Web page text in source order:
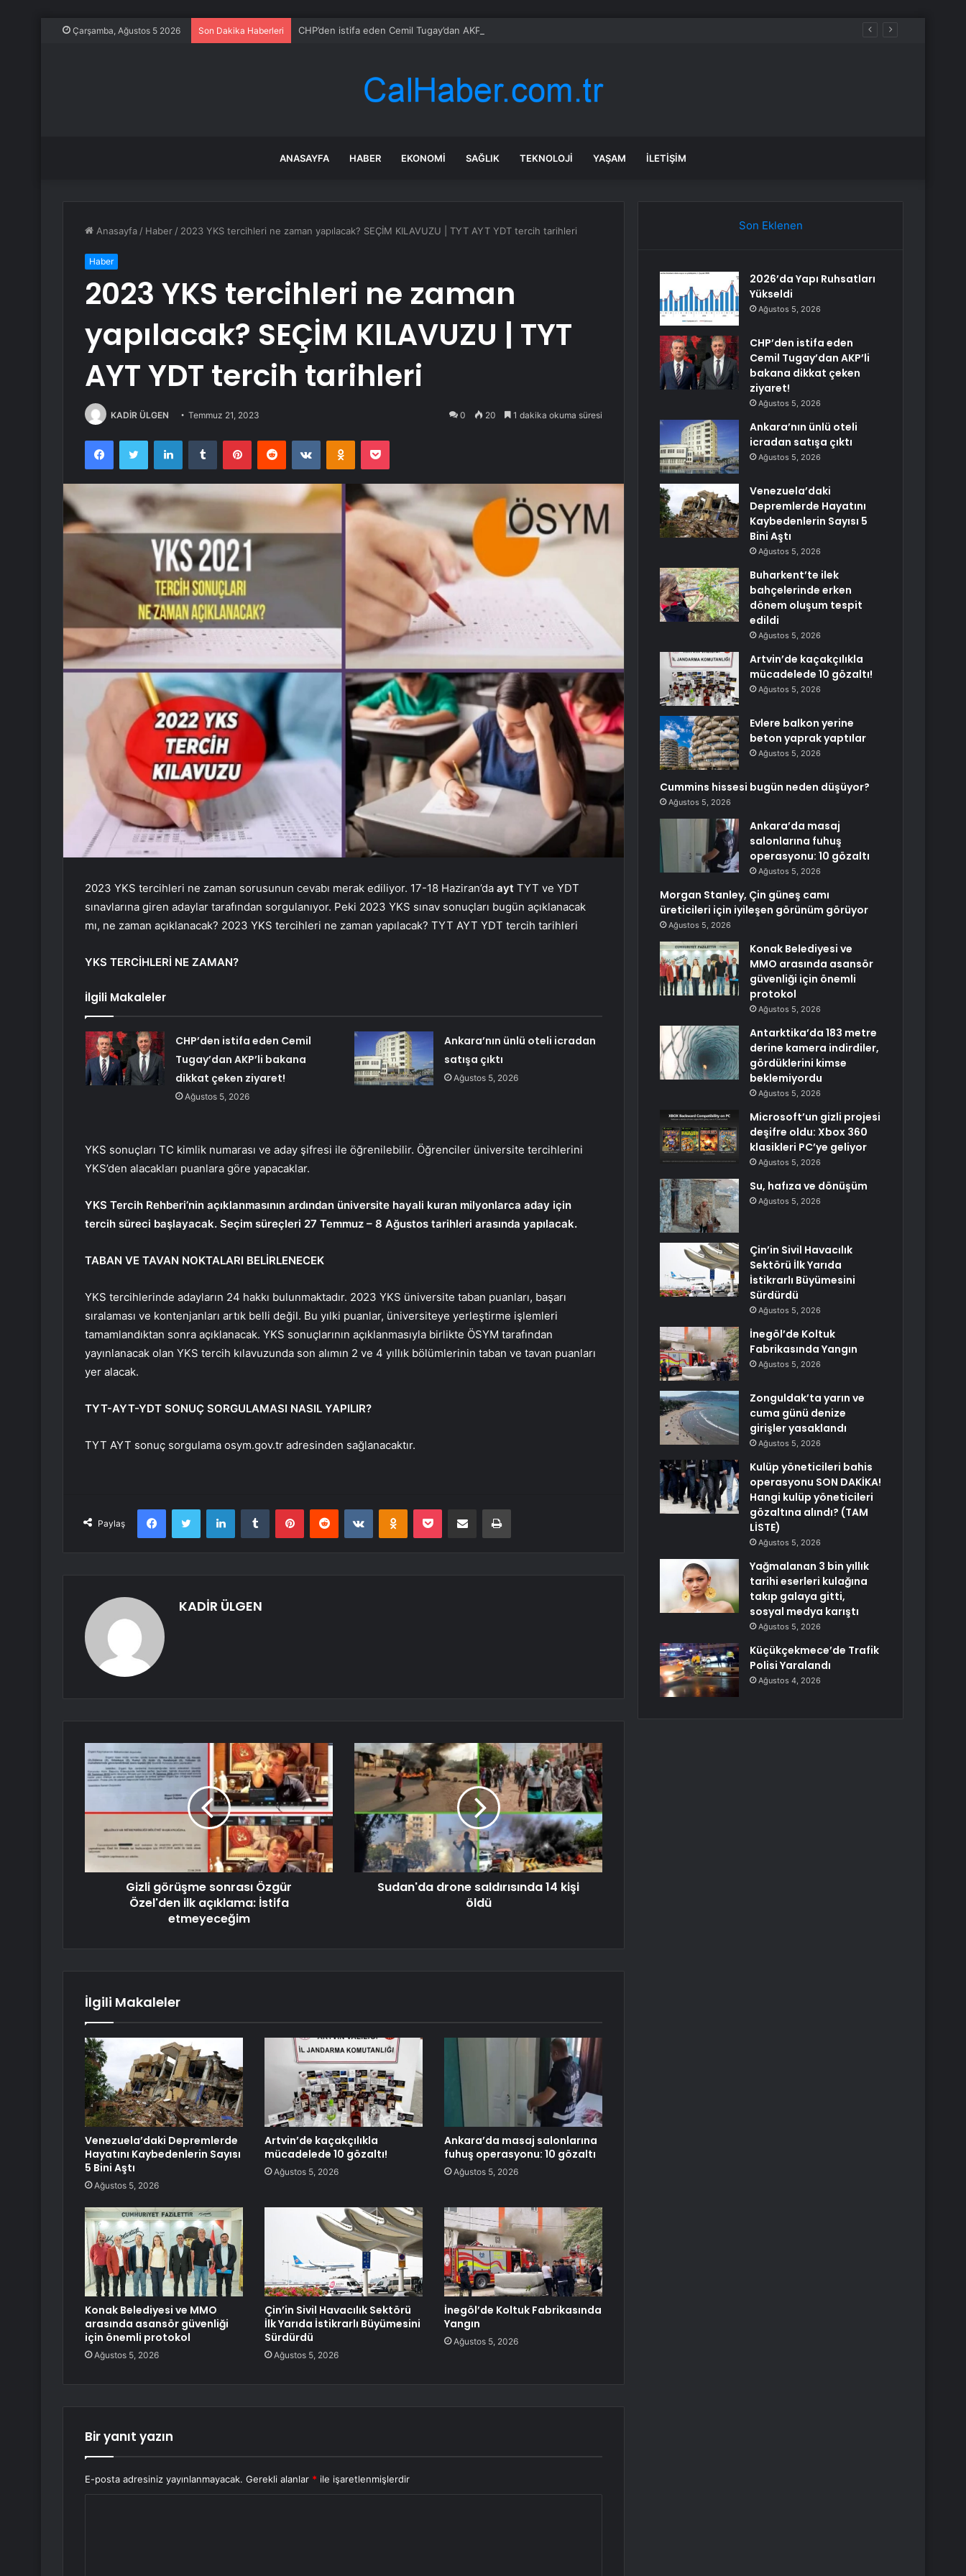
Çarşamba, Ağustos 5 2026 Son Dakika Haberleri CHP’den istifa eden Cemil Tugay’dan AKP’li bakana dikkat çeken ziyaret!
ANASAYFA HABER EKONOMI SAĞLIK TEKNOLOJI YAŞAM İLETIŞIM
Anasayfa / Haber / 2023 YKS tercihleri ​​ne zaman yapılacak? SEÇİM KILAVUZU | TYT AYT YDT tercih tarihleri
Haber
2023 YKS tercihleri ​​ne zaman
yapılacak? SEÇİM KILAVUZU | TYT
AYT YDT tercih tarihleri
KADİR ÜLGEN Temmuz 21, 2023 0 20 1 dakika okuma süresi
FacebookTwitter LinkedInTumblr PinterestReddit VKontakteOdnoklassniki
Pocket
2023 YKS tercihleri ​​ne zaman sorusunun cevabı merak ediliyor. 17-18 Haziran’da ayt TYT ve YDT
sınavlarına giren adaylar tarafından sorgulanıyor. Peki 2023 YKS sınav sonuçları bugün açıklanacak
mı, ne zaman açıklanacak? 2023 YKS tercihleri ​​ne zaman yapılacak? TYT AYT YDT tercih tarihleri
YKS TERCİHLERİ NE ZAMAN?
İlgili Makaleler
CHP’den istifa eden Cemil
Tugay’dan AKP’li bakana
dikkat çeken ziyaret!
Ağustos 5, 2026
Ankara’nın ünlü oteli icradan
satışa çıktı
Ağustos 5, 2026
YKS sonuçları TC kimlik numarası ve aday şifresi ile öğrenilebilir. Öğrenciler üniversite tercihlerini
YKS’den alacakları puanlara göre yapacaklar.
YKS Tercih Rehberi’nin açıklanmasının ardından üniversite hayali kuran milyonlarca aday için
tercih süreci başlayacak. Seçim süreçleri 27 Temmuz – 8 Ağustos tarihleri ​​arasında yapılacak.
TABAN VE TAVAN NOKTALARI BELİRLENECEK
YKS tercihlerinde adayların 24 hakkı bulunmaktadır. 2023 YKS üniversite taban puanları, başarı
sıralaması ve kontenjanları artık belli değil. Bu yılki puanlar, üniversiteye yerleştirme işlemleri
tamamlandıktan sonra açıklanacak. YKS sonuçlarının açıklanmasıyla birlikte ÖSYM tarafından
yayınlanacak olan YKS tercih kılavuzunda son alımın 2 ve 4 yıllık bölümlerinin taban ve tavan puanları
yer alacak.
TYT-AYT-YDT SONUÇ SORGULAMASI NASIL YAPILIR?
TYT AYT sonuç sorgulama osym.gov.tr ​​adresinden sağlanacaktır.
Paylaş
FacebookTwitter LinkedInTumblr PinterestReddit VKontakteOdnoklassniki
Pocket E-Posta ile paylaş Yazdır
KADİR ÜLGEN
Gizli görüşme sonrası Özgür
Özel'den ilk açıklama: İstifa
etmeyeceğim
Sudan'da drone saldırısında 14 kişi
öldü
İlgili Makaleler
Venezuela’daki Depremlerde
Hayatını Kaybedenlerin Sayısı
5 Bini Aştı
Ağustos 5, 2026
Artvin’de kaçakçılıkla
mücadelede 10 gözaltı!
Ağustos 5, 2026
Ankara’da masaj salonlarına
fuhuş operasyonu: 10 gözaltı
Ağustos 5, 2026
Konak Belediyesi ve MMO
arasında asansör güvenliği
için önemli protokol
Ağustos 5, 2026
Çin’in Sivil Havacılık Sektörü
İlk Yarıda İstikrarlı Büyümesini
Sürdürdü
Ağustos 5, 2026
İnegöl’de Koltuk Fabrikasında
Yangın
Ağustos 5, 2026
Bir yanıt yazın
E-posta adresiniz yayınlanmayacak. Gerekli alanlar * ile işaretlenmişlerdir
Son Eklenen
2026’da Yapı Ruhsatları
Yükseldi
Ağustos 5, 2026
CHP’den istifa eden
Cemil Tugay’dan AKP’li
bakana dikkat çeken
ziyaret!
Ağustos 5, 2026
Ankara’nın ünlü oteli
icradan satışa çıktı
Ağustos 5, 2026
Venezuela’daki
Depremlerde Hayatını
Kaybedenlerin Sayısı 5
Bini Aştı
Ağustos 5, 2026
Buharkent’te ilek
bahçelerinde erken
dönem oluşum tespit
edildi
Ağustos 5, 2026
Artvin’de kaçakçılıkla
mücadelede 10 gözaltı!
Ağustos 5, 2026
Evlere balkon yerine
beton yaprak yaptılar
Ağustos 5, 2026
Cummins hissesi bugün neden düşüyor?
Ağustos 5, 2026
Ankara’da masaj
salonlarına fuhuş
operasyonu: 10 gözaltı
Ağustos 5, 2026
Morgan Stanley, Çin güneş camı
üreticileri için iyileşen görünüm görüyor
Ağustos 5, 2026
Konak Belediyesi ve
MMO arasında asansör
güvenliği için önemli
protokol
Ağustos 5, 2026
Antarktika’da 183 metre
derine kamera indirdiler,
gördüklerini kimse
beklemiyordu
Ağustos 5, 2026
Microsoft’un gizli projesi
deşifre oldu: Xbox 360
klasikleri PC’ye geliyor
Ağustos 5, 2026
Su, hafıza ve dönüşüm
Ağustos 5, 2026
Çin’in Sivil Havacılık
Sektörü İlk Yarıda
İstikrarlı Büyümesini
Sürdürdü
Ağustos 5, 2026
İnegöl’de Koltuk
Fabrikasında Yangın
Ağustos 5, 2026
Zonguldak’ta yarın ve
cuma günü denize
girişler yasaklandı
Ağustos 5, 2026
Kulüp yöneticileri bahis
operasyonu SON DAKİKA!
Hangi kulüp yöneticileri
gözaltına alındı? (TAM
LİSTE)
Ağustos 5, 2026
Yağmalanan 3 bin yıllık
tarihi eserleri kulağına
takıp galaya gitti,
sosyal medya karıştı
Ağustos 5, 2026
Küçükçekmece’de Trafik
Polisi Yaralandı
Ağustos 4, 2026